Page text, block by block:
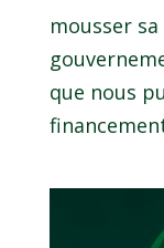
mousser
que nous